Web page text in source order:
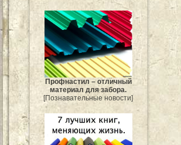
Профнастил – отличный
материал для забора.
[Познавательные новости]